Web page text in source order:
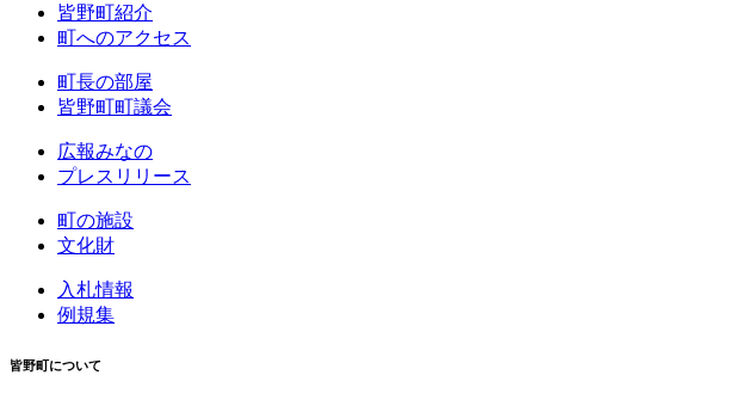
皆野町紹介
町へのアクセス
町長の部屋
皆野町町議会
広報みなの
プレスリリース
町の施設
文化財
入札情報
例規集
皆野町について